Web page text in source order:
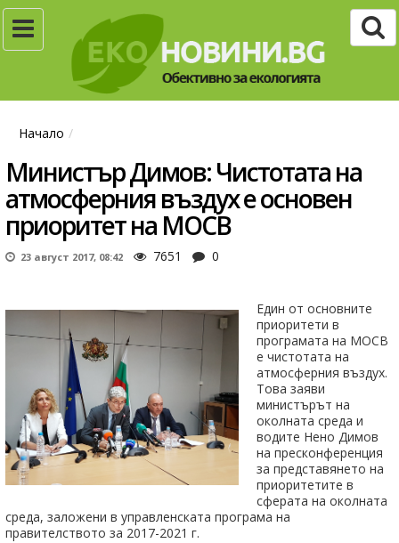
Начало
Министър Димов: Чистотата на
атмосферния въздух е основен
приоритет на МОСВ
23 август 2017, 08:42 7651 0
Един от основните
приоритети в
програмата на МОСВ
е чистотата на
атмосферния въздух.
Това заяви
министърът на
околната среда и
водите Нено Димов
на пресконференция
за представянето на
приоритетите в
сферата на околната
среда, заложени в управленската програма на
правителството за 2017-2021 г.